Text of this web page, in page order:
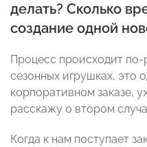
делать? Сколько
создание одной
Процесс происходит
сезонных игрушках, это
корпоративном заказе,
расскажу о втором
Когда к нам поступает